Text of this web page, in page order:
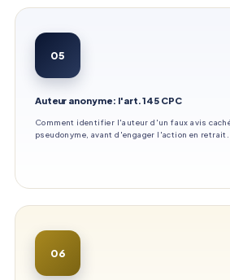
05
Auteur anonyme : l'art. 145 CPC
Comment identifier l'auteur d'un faux avis
pseudonyme, avant d'engager l'action en retrait.
06